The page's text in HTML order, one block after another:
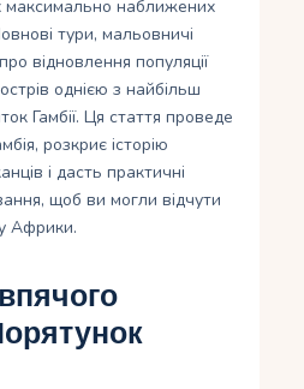
наближених
тури, мальовничі
відновлення популяції
однією з найбільш
Гамбії. Ця стаття проведе
розкриє історію
і дасть практичні
щоб ви могли відчути
Африки.